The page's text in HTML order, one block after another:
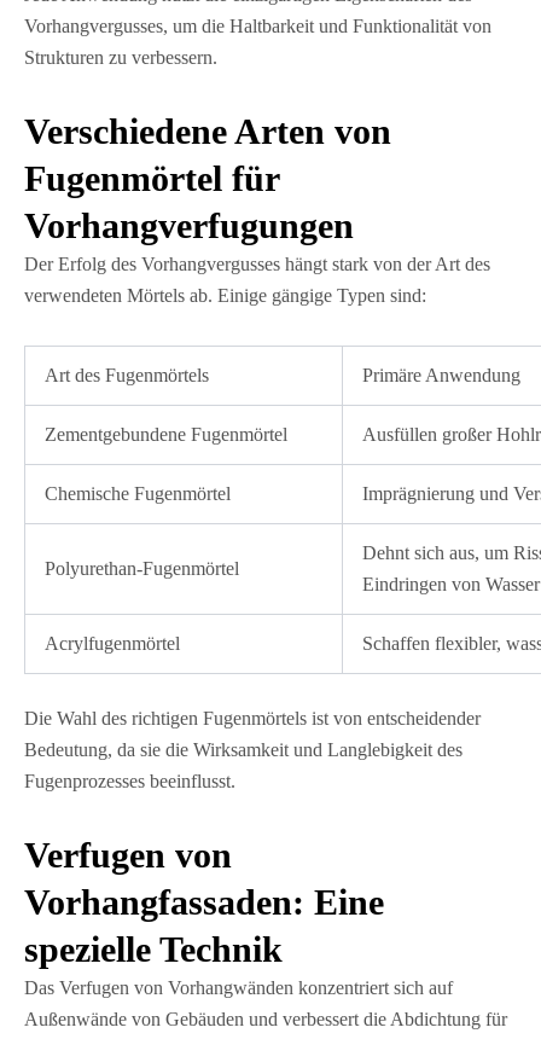
Vorhangvergusses, um die Haltbarkeit und Funktionalität von
Strukturen zu verbessern.
Verschiedene Arten von
Fugenmörtel für
Vorhangverfugungen
Der Erfolg des Vorhangvergusses hängt stark von der Art des
verwendeten Mörtels ab. Einige gängige Typen sind:
Art des Fugenmörtels Primäre Anwendung
Zementgebundene Fugenmörtel Ausfüllen großer
Chemische Fugenmörtel Imprägnierung und
Polyurethan-Fugenmörtel
Dehnt sich aus, um
Eindringen von
Acrylfugenmörtel Schaffen flexibler,
Die Wahl des richtigen Fugenmörtels ist von entscheidender
Bedeutung, da sie die Wirksamkeit und Langlebigkeit des
Fugenprozesses beeinflusst.
Verfugen von
Vorhangfassaden: Eine
spezielle Technik
Das Verfugen von Vorhangwänden konzentriert sich auf
Außenwände von Gebäuden und verbessert die Abdichtung für